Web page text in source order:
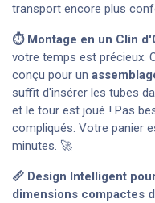
transport encore plus
⏱️ Montage en un Clin
votre temps est précieux.
conçu pour un
suffit d'insérer les tubes
et le tour est joué ! Pas
compliqués. Votre panier
minutes. 🚀
📏 Design Intelligent
dimensions compactes